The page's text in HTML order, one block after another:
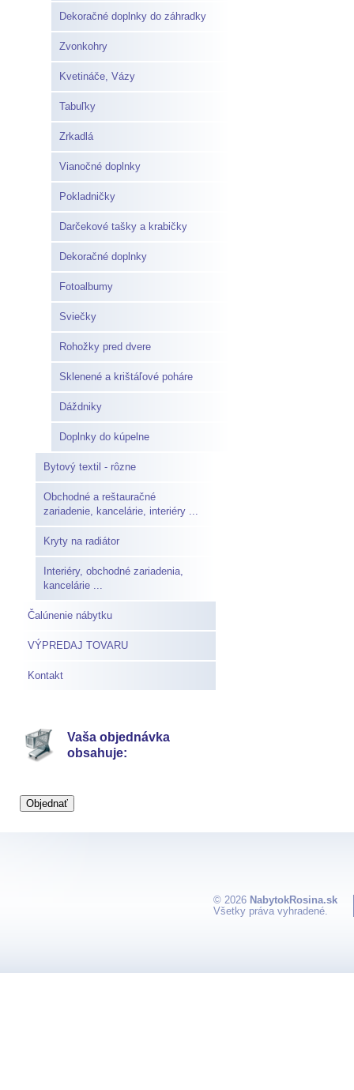
Dekoračné doplnky do záhradky
Zvonkohry
Kvetináče, Vázy
Tabuľky
Zrkadlá
Vianočné doplnky
Pokladničky
Darčekové tašky a krabičky
Dekoračné doplnky
Fotoalbumy
Sviečky
Rohožky pred dvere
Sklenené a krištáľové poháre
Dáždniky
Doplnky do kúpelne
Bytový textil - rôzne
Obchodné a reštauračné
zariadenie, kancelárie, interiéry ...
Kryty na radiátor
Interiéry, obchodné zariadenia,
kancelárie ...
Čalúnenie nábytku
VÝPREDAJ TOVARU
Kontakt
Vaša objednávka
obsahuje:
© 2026 NabytokRosina.sk
Všetky práva vyhradené.